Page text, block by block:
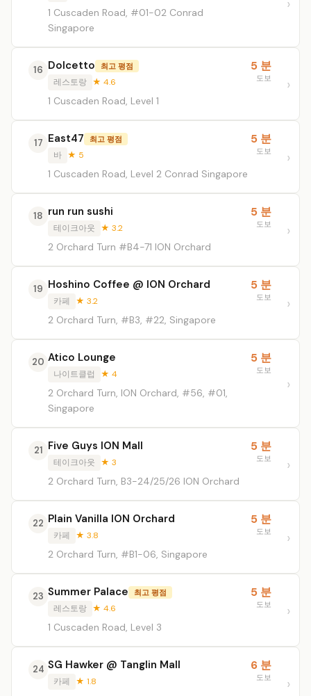
1 Cuscaden Road, #01-02 Conrad
Singapore
16 Dolcetto 최고 평점
레스토랑 ★ 4.6
1 Cuscaden Road, Level 1
5 분
도보
17 East47 최고 평점
바 ★ 5
1 Cuscaden Road, Level 2 Conrad Singapore
5 분
도보
18 run run sushi
테이크아웃 ★ 3.2
2 Orchard Turn #B4-71 ION Orchard
5 분
도보
19 Hoshino Coffee @ ION Orchard
카페 ★ 3.2
2 Orchard Turn, #B3, #22, Singapore
5 분
도보
20 Atico Lounge
나이트클럽 ★ 4
2 Orchard Turn, ION Orchard, #56, #01,
Singapore
5 분
도보
21 Five Guys ION Mall
테이크아웃 ★ 3
2 Orchard Turn, B3-24/25/26 ION Orchard
5 분
도보
22 Plain Vanilla ION Orchard
카페 ★ 3.8
2 Orchard Turn, #B1-06, Singapore
5 분
도보
23 Summer Palace 최고 평점
레스토랑 ★ 4.6
1 Cuscaden Road, Level 3
5 분
도보
24 SG Hawker @ Tanglin Mall
카페 ★ 1.8
6 분
도보